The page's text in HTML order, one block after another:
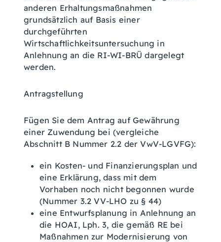
anderen Erhaltungsmaßnahmen
grundsätzlich auf Basis einer
durchgeführten
Wirtschaftlichkeitsuntersuchung in
Anlehnung an die RI-WI-BRÜ dargelegt
werden.
Antragstellung
Fügen Sie dem Antrag auf Gewährung
einer Zuwendung bei (vergleiche
Abschnitt B Nummer 2.2 der VwV-LGVFG):
ein Kosten- und Finanzierungsplan und
eine Erklärung, dass mit dem
Vorhaben noch nicht begonnen wurde
(Nummer 3.2 VV-LHO zu § 44)
eine Entwurfsplanung in Anlehnung an
die HOAI, Lph. 3, die gemäß RE bei
Maßnahmen zur Modernisierung von